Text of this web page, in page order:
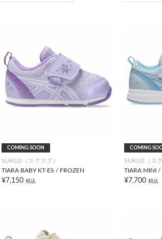
COMING SOON
SUKU2（スクスク）
TIARA BABY KT-ES / FROZEN
¥7,150 税込
COMING
SUKU2（ス
TIARA MINI /
¥7,700 税込